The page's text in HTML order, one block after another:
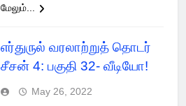
மேலும்...
எர்துருல் வரலாற்றுத் தொடர்
சீசன் 4: பகுதி 32- வீடியோ!
May 26, 2022